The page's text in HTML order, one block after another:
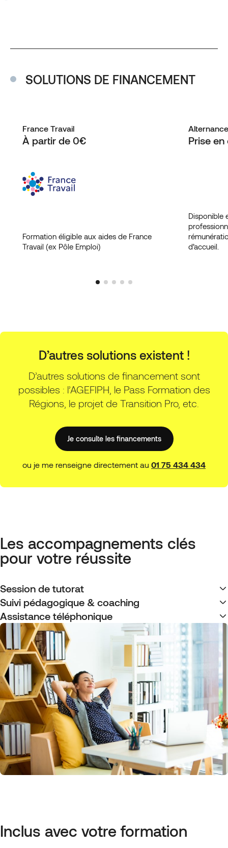
SOLUTIONS DE FINANCEMENT
France Travail
À partir de 0€
Formation éligible aux aides de France
Travail (ex Pôle Emploi)
Prise en
Disponible
d’accueil.
D’autres solutions existent !
D’autres solutions de financement sont
possibles : l’AGEFIPH, le Pass Formation des
Régions, le projet de Transition Pro, etc.
Je consulte les financements
ou je me renseigne directement au 01 75 434 434
Les accompagnements clés
pour votre réussite
Session de tutorat
Suivi pédagogique & coaching
Assistance téléphonique
Inclus avec votre formation